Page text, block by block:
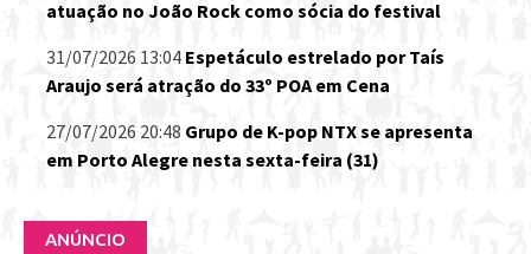
atuação no João Rock como sócia do festival
31/07/2026 13:04 Espetáculo estrelado por Taís
Araujo será atração do 33º POA em Cena
27/07/2026 20:48 Grupo de K-pop NTX se apresenta
em Porto Alegre nesta sexta-feira (31)
ANÚNCIO